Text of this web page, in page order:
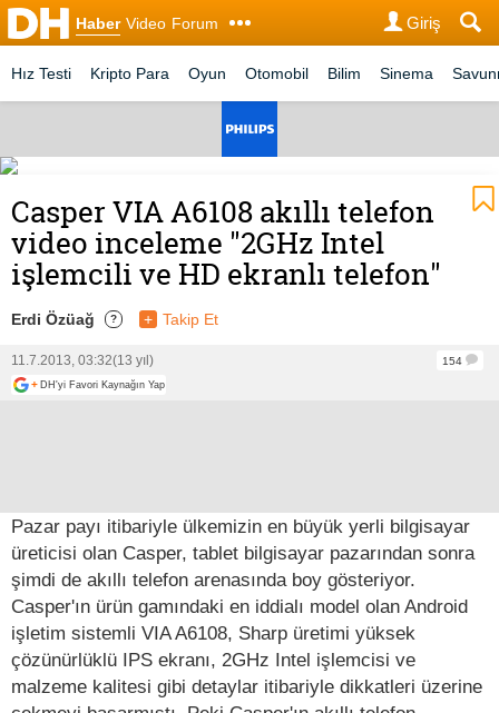
Haber Video Forum Giriş
Hız Testi Kripto Para Oyun Otomobil Bilim Sinema
Casper VIA A6108 akıllı telefon
video inceleme "2GHz Intel
işlemcili ve HD ekranlı telefon"
Erdi Özüağ ? + Takip Et
11.7.2013, 03:32(13 yıl)
154
+ DH'yi Favori Kaynağın Yap
Pazar payı itibariyle ülkemizin en büyük yerli bilgisayar
üreticisi olan Casper, tablet bilgisayar pazarından sonra
şimdi de akıllı telefon arenasında boy gösteriyor.
Casper'ın ürün gamındaki en iddialı model olan Android
işletim sistemli VIA A6108, Sharp üretimi yüksek
çözünürlüklü IPS ekranı, 2GHz Intel işlemcisi ve
malzeme kalitesi gibi detaylar itibariyle dikkatleri üzerine